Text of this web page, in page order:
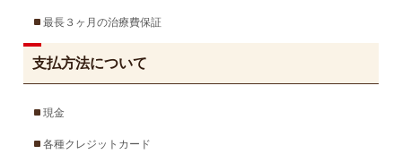
最長３ヶ月の治療費保証
支払方法について
現金
各種クレジットカード